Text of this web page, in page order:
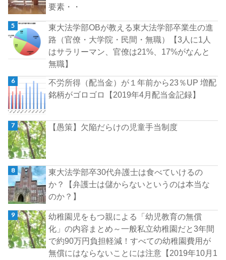
要素・・
東大法学部OBが教える東大法学部卒業生の進
路（官僚・大学院・民間・無職）【3人に1人
はサラリーマン、官僚は21%、17%がなんと
無職】
不労所得（配当金）が１年前から23％UP 増配
銘柄がゴロゴロ【2019年4月配当金記録】
【愚策】欠陥だらけの児童手当制度
東大法学部卒30代弁護士は食べていけるの
か？【弁護士は儲からないというのは本当な
のか？】
幼稚園児をもつ親による「幼児教育の無償
化」の内容まとめ～一般私立幼稚園だと3年間
で約90万円負担軽減！すべての幼稚園費用が
無償にはならないことには注意【2019年10月1